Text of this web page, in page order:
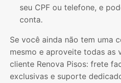
seu CPF ou telefone, e
conta.
Se você ainda não tem uma
mesmo e aproveite todas as
cliente Renova Pisos: frete
exclusivas e suporte